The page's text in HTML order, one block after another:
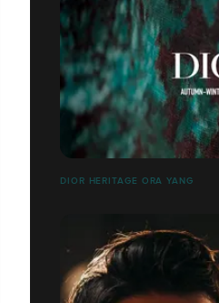
DIOR HERITAGE ORA YANG